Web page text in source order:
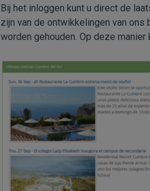
Bij het inloggen kunt u direct de
zijn van de ontwikkelingen van
worden gehouden. Op deze